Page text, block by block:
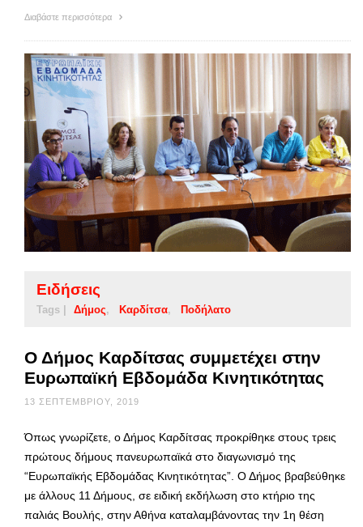
Διαβάστε περισσότερα
Ειδήσεις
Tags | Δήμος Καρδίτσα Ποδήλατο
Ο Δήμος Καρδίτσας συμμετέχει στην
Ευρωπαϊκή Εβδομάδα Κινητικότητας
13 ΣΕΠΤΕΜΒΡΊΟΥ, 2019
Όπως γνωρίζετε, ο Δήμος Καρδίτσας προκρίθηκε στους τρεις
πρώτους δήμους πανευρωπαϊκά στο διαγωνισμό της
“Ευρωπαϊκής Εβδομάδας Κινητικότητας”. Ο Δήμος βραβεύθηκε
με άλλους 11 Δήμους, σε ειδική εκδήλωση στο κτήριο της
παλιάς Βουλής, στην Αθήνα καταλαμβάνοντας την 1η θέση